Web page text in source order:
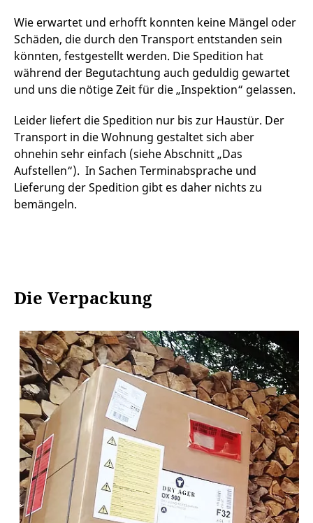
Wie erwartet und erhofft konnten keine Mängel oder
Schäden, die durch den Transport entstanden sein
könnten, festgestellt werden. Die Spedition hat
während der Begutachtung auch geduldig gewartet
und uns die nötige Zeit für die „Inspektion“ gelassen.
Leider liefert die Spedition nur bis zur Haustür. Der
Transport in die Wohnung gestaltet sich aber
ohnehin sehr einfach (siehe Abschnitt „Das
Aufstellen“). In Sachen Terminabsprache und
Lieferung der Spedition gibt es daher nichts zu
bemängeln.
Die Verpackung